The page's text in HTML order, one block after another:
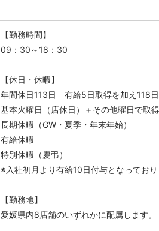
【勤務時間】
09：30～18：30
【休日・休暇】
年間休日113日 有給5日取得を加え118日
基本火曜日（店休日）＋その他曜日で取
長期休暇（GW・夏季・年末年始）
有給休暇
特別休暇（慶弔）
※入社初月より有給10日付与となっており
【勤務地】
愛媛県内8店舗のいずれかに配属します。